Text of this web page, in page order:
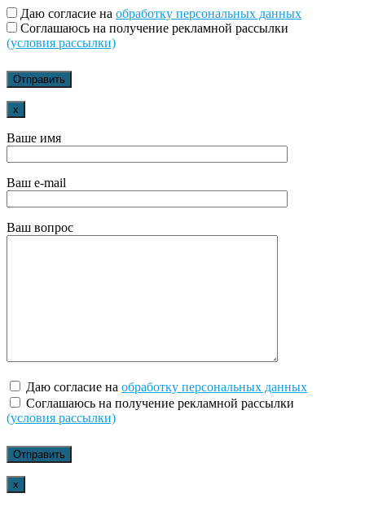
Даю согласие на обработку персональных данных
Соглашаюсь на получение рекламной рассылки
(условия рассылки)
x
Ваше имя
Ваш e-mail
Ваш вопрос
Даю согласие на обработку персональных данных
Соглашаюсь на получение рекламной рассылки
(условия рассылки)
x